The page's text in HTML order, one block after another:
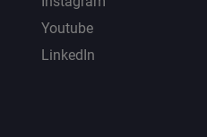
Youtube
LinkedIn